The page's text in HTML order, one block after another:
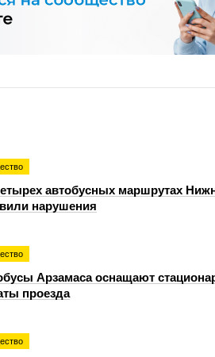
автобусных маршрутах
нарушения
Арзамаса оснащают
проезда